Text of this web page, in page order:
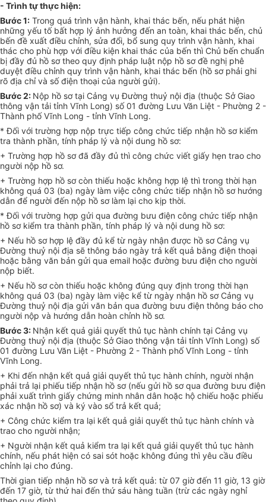
- Trình tự thực hiện:
Bước 1: Trong quá trình vận hành, khai thác bến, nếu phát hiện
những yếu tố bất hợp lý ảnh hưởng đến an toàn, khai thác bến, chủ
bến đề xuất điều chỉnh, sửa đổi, bổ sung quy trình vận hành, khai
thác cho phù hợp với điều kiện khai thác của bến thì Chủ bến chuẩn
bị đầy đủ hồ sơ theo quy định pháp luật nộp hồ sơ đề nghị phê
duyệt điều chỉnh quy trình vận hành, khai thác bến (hồ sơ phải ghi
rõ địa chỉ và số điện thoại của người gửi).
Bước 2: Nộp hồ sơ tại Cảng vụ Đường thuỷ nội địa (thuộc Sở Giao
thông vận tải tỉnh Vĩnh Long) số 01 đường Lưu Văn Liệt - Phường 2 -
Thành phố Vĩnh Long - tỉnh Vĩnh Long.
* Đối với trường hợp nộp trực tiếp công chức tiếp nhận hồ sơ kiểm
tra thành phần, tính pháp lý và nội dung hồ sơ:
+ Trường hợp hồ sơ đã đầy đủ thì công chức viết giấy hẹn trao cho
người nộp hồ sơ.
+ Trường hợp hồ sơ còn thiếu hoặc không hợp lệ thì trong thời hạn
không quá 03 (ba) ngày làm việc công chức tiếp nhận hồ sơ hướng
dẫn để người đến nộp hồ sơ làm lại cho kịp thời.
* Đối với trường hợp gửi qua đường bưu điện công chức tiếp nhận
hồ sơ kiểm tra thành phần, tính pháp lý và nội dung hồ sơ:
+ Nếu hồ sơ hợp lệ đầy đủ kể từ ngày nhận được hồ sơ Cảng vụ
Đường thuỷ nội địa sẽ thông báo ngày trả kết quả bằng điện thoại
hoặc bằng văn bản gửi qua email hoặc đường bưu điện cho người
nộp biết.
+ Nếu hồ sơ còn thiếu hoặc không đúng quy định trong thời hạn
không quá 03 (ba) ngày làm việc kể từ ngày nhận hồ sơ Cảng vụ
Đường thuỷ nội địa gửi văn bản qua đường bưu điện thông báo cho
người nộp và hướng dẫn hoàn chỉnh hồ sơ.
Bước 3: Nhận kết quả giải quyết thủ tục hành chính tại Cảng vụ
Đường thuỷ nội địa (thuộc Sở Giao thông vận tải tỉnh Vĩnh Long) số
01 đường Lưu Văn Liệt - Phường 2 - Thành phố Vĩnh Long - tỉnh
Vĩnh Long.
+ Khi đến nhận kết quả giải quyết thủ tục hành chính, người nhận
phải trả lại phiếu tiếp nhận hồ sơ (nếu gửi hồ sơ qua đường bưu điện
phải xuất trình giấy chứng minh nhân dân hoặc hộ chiếu hoặc phiếu
xác nhận hồ sơ) và ký vào sổ trả kết quả;
+ Công chức kiểm tra lại kết quả giải quyết thủ tục hành chính và
trao cho người nhận;
+ Người nhận kết quả kiểm tra lại kết quả giải quyết thủ tục hành
chính, nếu phát hiện có sai sót hoặc không đúng thì yêu cầu điều
chỉnh lại cho đúng.
Thời gian tiếp nhận hồ sơ và trả kết quả: từ 07 giờ đến 11 giờ, 13 giờ
đến 17 giờ, từ thứ hai đến thứ sáu hàng tuần (trừ các ngày nghỉ